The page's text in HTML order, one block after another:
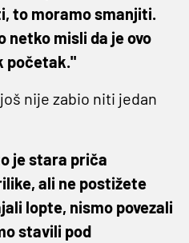
to moramo smanjiti.
netko misli da je ovo
početak."
nije zabio niti jedan
je stara priča
ali ne postižete
lopte, nismo povezali
stavili pod